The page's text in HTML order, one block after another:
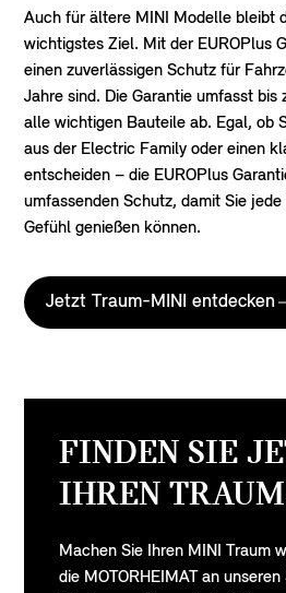
Auch für ältere MINI Modelle bleibt
wichtigstes Ziel. Mit der EUROPlus
einen zuverlässigen Schutz für
Jahre sind. Die Garantie umfasst
alle wichtigen Bauteile ab. Egal, ob
aus der Electric Family oder einen
entscheiden – die EUROPlus
umfassenden Schutz, damit Sie
Gefühl genießen können.
Jetzt Traum-MINI entdecken
FINDEN SIE
IHREN
Machen Sie Ihren MINI Traum
die MOTORHEIMAT an